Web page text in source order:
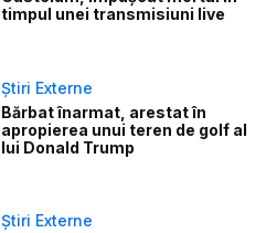
timpul unei transmisiuni live
Știri Externe
Bărbat înarmat, arestat în
apropierea unui teren de golf al
lui Donald Trump
Știri Externe